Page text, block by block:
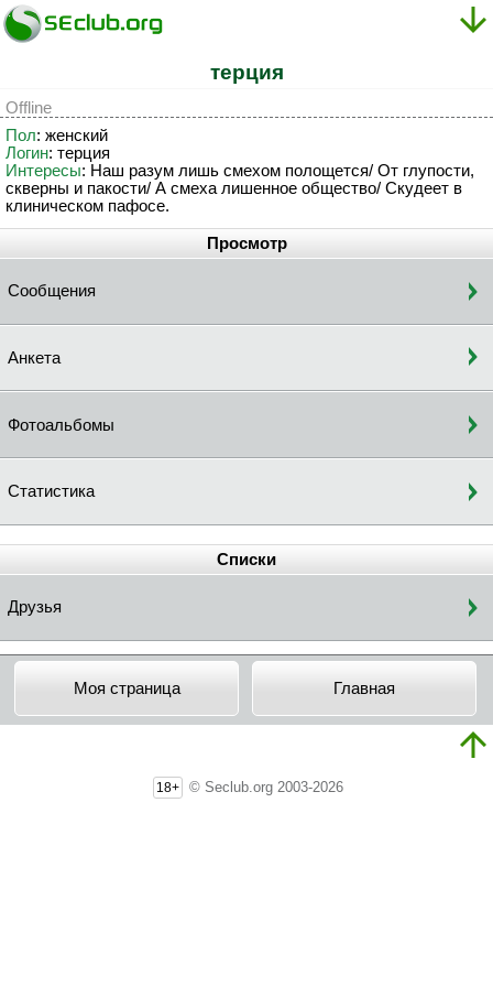
тepция
Offline
Пол: женский
Логин: тepция
Интересы: Наш разум лишь смехом полощется/ От глупости,
скверны и пакости/ А смеха лишенное общество/ Скудеет в
клиническом пафосе.
Просмотр
Сообщения
Анкета
Фотоальбомы
Статистика
Списки
Друзья
Моя страница Главная
18+ © Seclub.org 2003-2026